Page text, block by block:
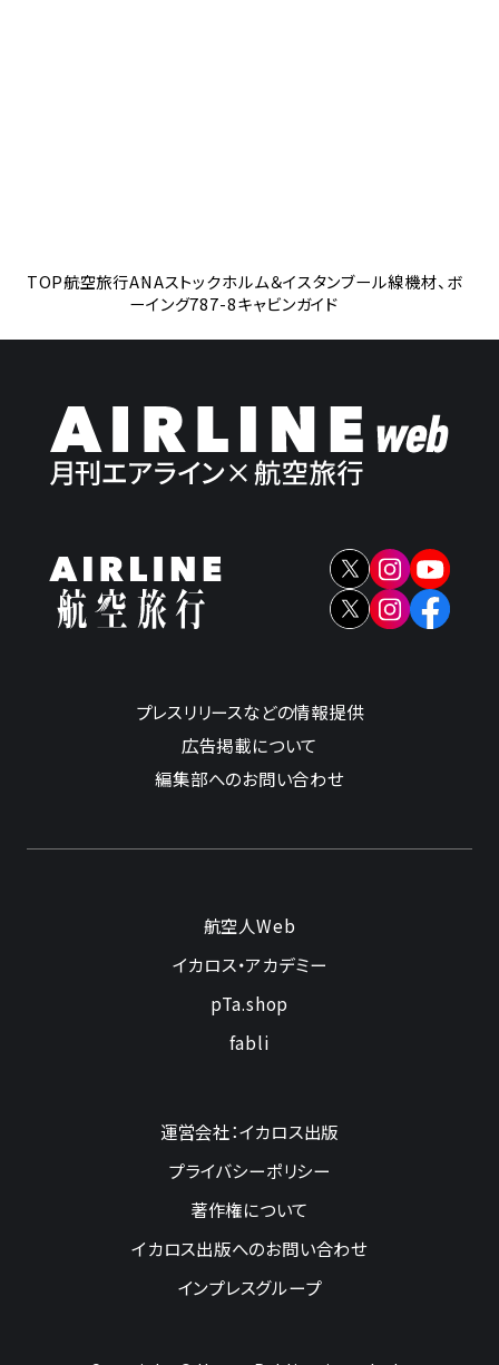
TOP航空旅行ANAストックホルム＆イスタンブール線機材、ボ
ーイング787-8キャビンガイド
プレスリリースなどの情報提供
広告掲載について
編集部へのお問い合わせ
航空人Web
イカロス・アカデミー
pTa.shop
fabli
運営会社：イカロス出版
プライバシーポリシー
著作権について
イカロス出版へのお問い合わせ
インプレスグループ